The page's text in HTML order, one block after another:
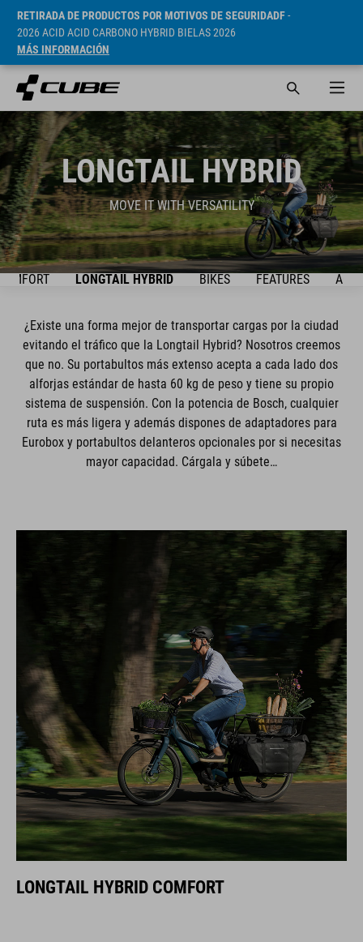
RETIRADA DE PRODUCTOS POR MOTIVOS DE SEGURIDADF-
2026 ACID ACID CARBONO HYBRID BIELAS 2026
MÁS INFORMACIÓN
LONGTAIL HYBRID
MOVE IT WITH VERSATILITY
LONGTAIL HYBRID BIKES FEATURES
¿Existe una forma mejor de transportar cargas por la ciudad
evitando el tráfico que la Longtail Hybrid? Nosotros creemos
que no. Su portabultos más extenso acepta a cada lado dos
alforjas estándar de hasta 60 kg de peso y tiene su propio
sistema de suspensión. Con la potencia de Bosch, cualquier
ruta es más ligera y además dispones de adaptadores para
Eurobox y portabultos delanteros opcionales por si necesitas
mayor capacidad. Cárgala y súbete…
LONGTAIL HYBRID COMFORT